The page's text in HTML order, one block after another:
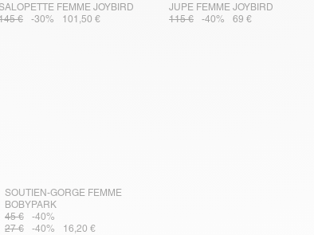
FEMME JOYBIRD
€
-30% 101,50 €
JUPE FEMME JOYBIRD
115 €
-40% 69 €
SOUTIEN-GORGE FEMME
BOBYPARK
45 €
-40%
27 €
-40% 16,20 €